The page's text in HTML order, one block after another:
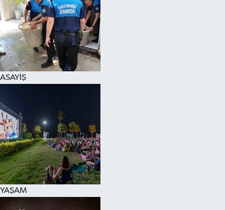
ASAYİŞ
YAŞAM